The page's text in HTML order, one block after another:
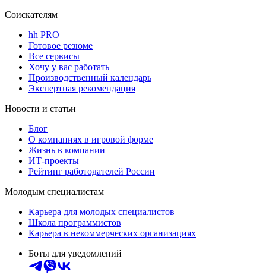
Соискателям
hh PRO
Готовое резюме
Все сервисы
Хочу у вас работать
Производственный календарь
Экспертная рекомендация
Новости и статьи
Блог
О компаниях в игровой форме
Жизнь в компании
ИТ-проекты
Рейтинг работодателей России
Молодым специалистам
Карьера для молодых специалистов
Школа программистов
Карьера в некоммерческих организациях
Боты для уведомлений